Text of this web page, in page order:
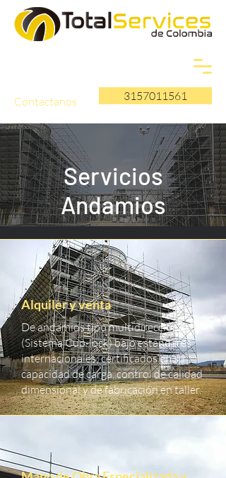
Contactanos 3157011561
Servicios
Andamios
Alquiler y venta
De andamios tipo multidireccional
(Sistema Cup-lock) bajo estándares
internacionales; certificados en su
capacidad de carga, control de calidad
dimensional y de fabricación en taller.